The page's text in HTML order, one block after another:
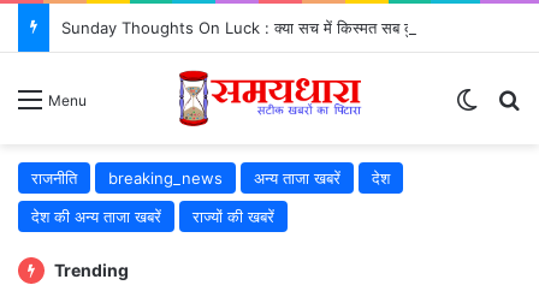
Menu
राजनीति breaking_news अन्य ताजा खबरें
देश
देश की अन्य ताजा खबरें
राज्यों की खबरें
Trending